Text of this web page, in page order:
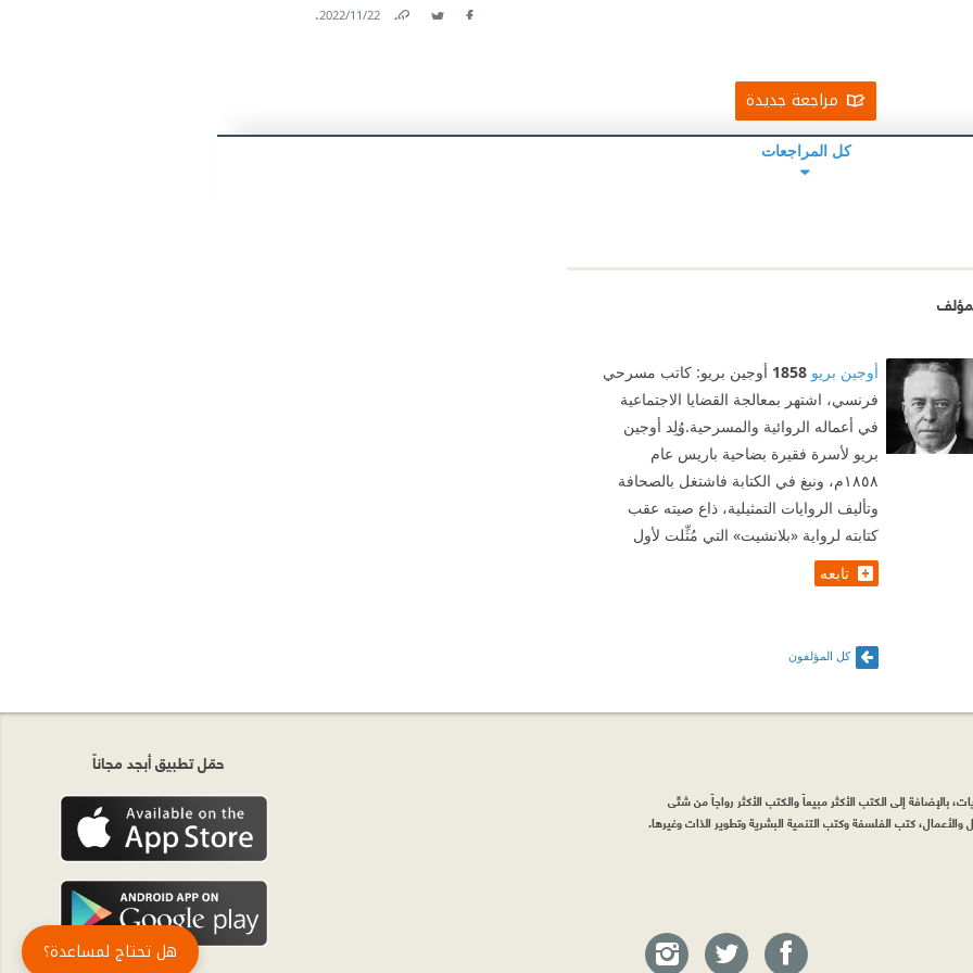
22‏/11‏/2022
.
مراجعة جديدة
كل المراجعات
أوجين بريو 1858 أوجين بريو: كاتب مسرحي
فرنسي، اشتهر بمعالجة القضايا الاجتماعية
في أعماله الروائية والمسرحية.وُلِد أوجين
بريو لأسرة فقيرة بضاحية باريس عام
١٨٥٨م، ونبغ في الكتابة فاشتغل بالصحافة
وتأليف الروايات التمثيلية، ذاع صيته عقب
كتابته لرواية «بلانشيت» التي مُثِّلت لأول
تابعه
كل المؤلفون
حمّل تطبيق أبجد مجاناً
بالإضافة إلى الكتب الأكثر مبيعاً والكتب الأكثر رواجاً من شتّى
كتب الفلسفة وكتب التنمية البشرية وتطوير الذات وغيرها.
هل تحتاج لمساعدة؟